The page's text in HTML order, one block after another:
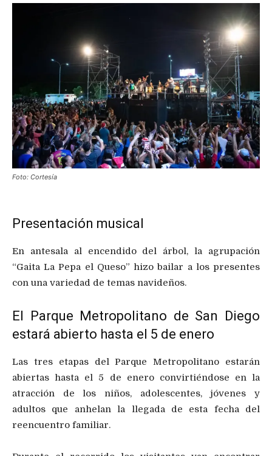
Foto: Cortesía
Presentación musical
En antesala al encendido del árbol, la agrupación
“Gaita La Pepa el Queso” hizo bailar a los presentes
con una variedad de temas navideños.
El Parque Metropolitano de San Diego
estará abierto hasta el 5 de enero
Las tres etapas del Parque Metropolitano estarán
abiertas hasta el 5 de enero convirtiéndose en la
atracción de los niños, adolescentes, jóvenes y
adultos que anhelan la llegada de esta fecha del
reencuentro familiar.